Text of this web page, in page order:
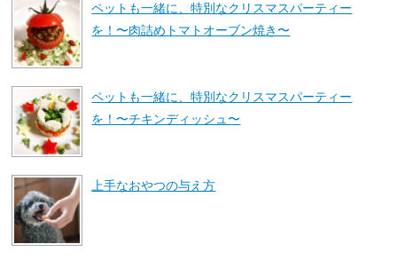
ペットも一緒に、特別なクリスマスパーティー
を！〜肉詰めトマトオーブン焼き〜
ペットも一緒に、特別なクリスマスパーティー
を！〜チキンディッシュ〜
上手なおやつの与え方